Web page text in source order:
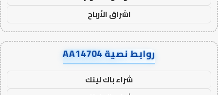
اشراق الأرباح
روابط نصية AA14704
شراء باك لينك